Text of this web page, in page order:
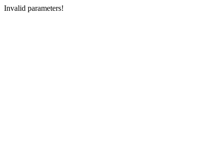
Invalid parameters!